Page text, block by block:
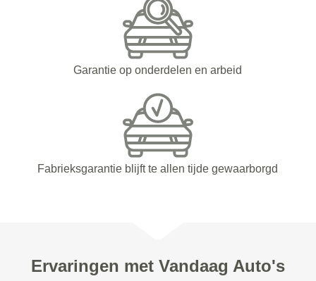
Garantie op onderdelen en arbeid
Fabrieksgarantie blijft te allen tijde gewaarborgd
Ervaringen met Vandaag Auto's